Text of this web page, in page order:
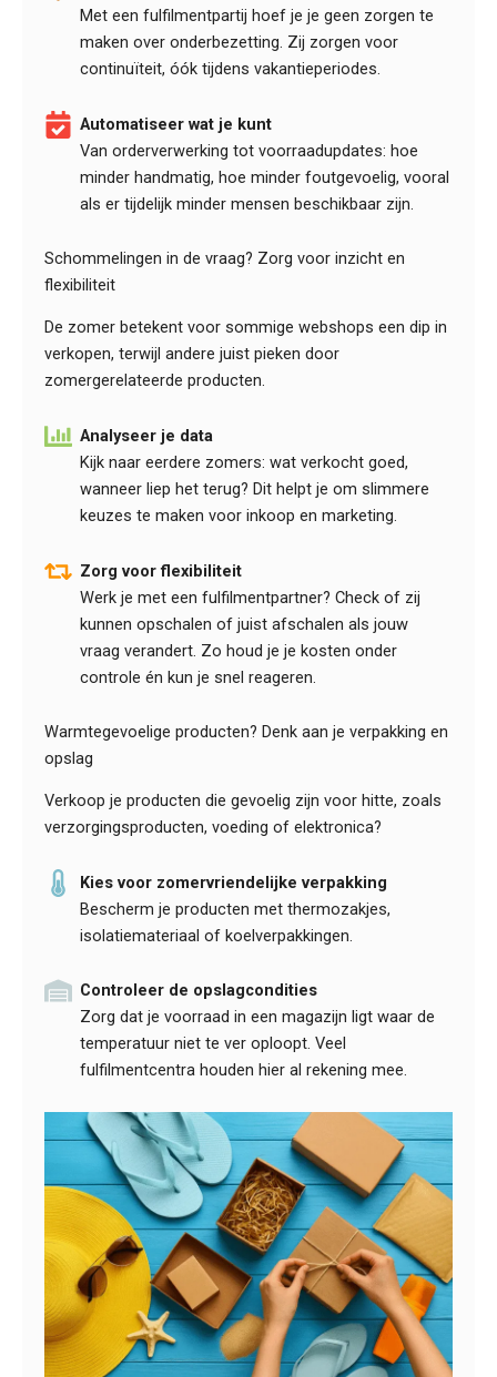
Met een fulfilmentpartij hoef je je geen zorgen te
maken over onderbezetting. Zij zorgen voor
continuïteit, óók tijdens vakantieperiodes.
Automatiseer wat je kunt
Van orderverwerking tot voorraadupdates: hoe
minder handmatig, hoe minder foutgevoelig, vooral
als er tijdelijk minder mensen beschikbaar zijn.
Schommelingen in de vraag? Zorg voor inzicht en
flexibiliteit
De zomer betekent voor sommige webshops een dip in
verkopen, terwijl andere juist pieken door
zomergerelateerde producten.
Analyseer je data
Kijk naar eerdere zomers: wat verkocht goed,
wanneer liep het terug? Dit helpt je om slimmere
keuzes te maken voor inkoop en marketing.
Zorg voor flexibiliteit
Werk je met een fulfilmentpartner? Check of zij
kunnen opschalen of juist afschalen als jouw
vraag verandert. Zo houd je je kosten onder
controle én kun je snel reageren.
Warmtegevoelige producten? Denk aan je verpakking en
opslag
Verkoop je producten die gevoelig zijn voor hitte, zoals
verzorgingsproducten, voeding of elektronica?
Kies voor zomervriendelijke verpakking
Bescherm je producten met thermozakjes,
isolatiemateriaal of koelverpakkingen.
Controleer de opslagcondities
Zorg dat je voorraad in een magazijn ligt waar de
temperatuur niet te ver oploopt. Veel
fulfilmentcentra houden hier al rekening mee.